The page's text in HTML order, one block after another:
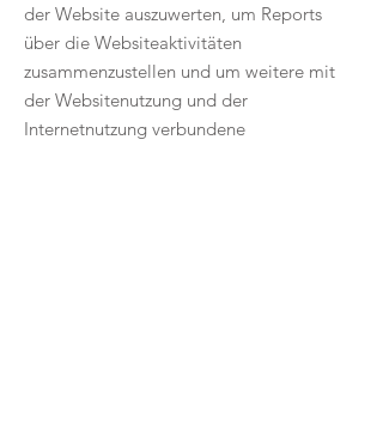
der Website auszuwerten, um Reports
über die Websiteaktivitäten
zusammenzustellen und um weitere mit
der Websitenutzung und der
Internetnutzung verbundene